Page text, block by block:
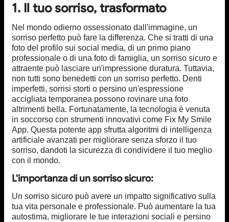
1. Il tuo sorriso, trasformato
Nel mondo odierno ossessionato dall'immagine, un
sorriso perfetto può fare la differenza. Che si tratti di una
foto del profilo sui social media, di un primo piano
professionale o di una foto di famiglia, un sorriso sicuro e
attraente può lasciare un'impressione duratura. Tuttavia,
non tutti sono benedetti con un sorriso perfetto. Denti
imperfetti, sorrisi storti o persino un'espressione
accigliata temporanea possono rovinare una foto
altrimenti bella. Fortunatamente, la tecnologia è venuta
in soccorso con strumenti innovativi come Fix My Smile
App. Questa potente app sfrutta algoritmi di intelligenza
artificiale avanzati per migliorare senza sforzo il tuo
sorriso, dandoti la sicurezza di condividere il tuo meglio
con il mondo.
L'importanza di un sorriso sicuro:
Un sorriso sicuro può avere un impatto significativo sulla
tua vita personale e professionale. Può aumentare la tua
autostima, migliorare le tue interazioni sociali e persino